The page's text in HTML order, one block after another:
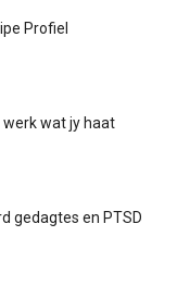
Profiel
werk wat jy haat
gedagtes en PTSD